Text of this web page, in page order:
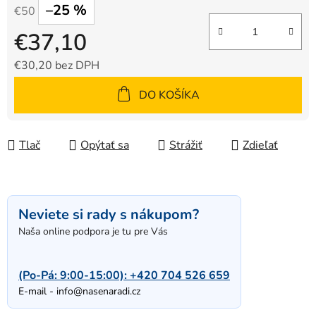
€50 –25 %
€37,10
€30,20 bez DPH
DO KOŠÍKA
Tlač Opýtať sa Strážiť Zdieľať
Neviete si rady s nákupom?
Naša online podpora je tu pre Vás
(Po-Pá: 9:00-15:00):+420 704 526 659
E-mail - info@nasenaradi.cz